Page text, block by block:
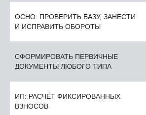
ОСНО: ПРОВЕРИТЬ БАЗУ, ЗАНЕСТИ
И ИСПРАВИТЬ ОБОРОТЫ
СФОРМИРОВАТЬ ПЕРВИЧНЫЕ
ДОКУМЕНТЫ ЛЮБОГО ТИПА
ИП: РАСЧЁТ ФИКСИРОВАННЫХ
ВЗНОСОВ